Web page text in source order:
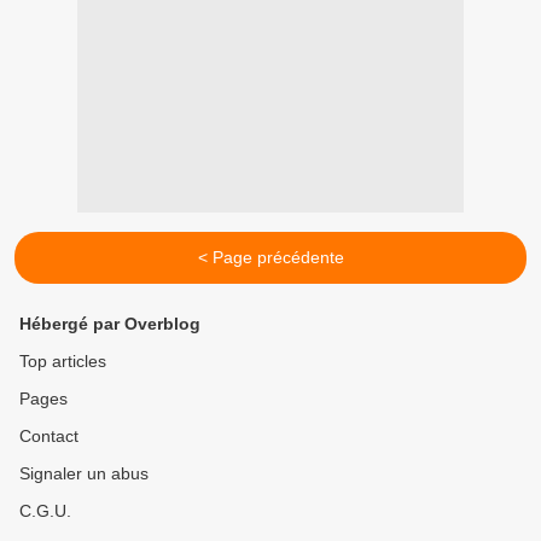
< Page précédente
Hébergé par Overblog
Top articles
Pages
Contact
Signaler un abus
C.G.U.